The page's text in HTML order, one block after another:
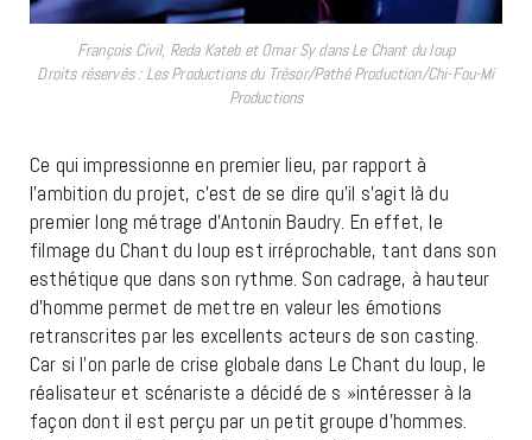
François Civil, Reda Kateb et Omar Sy dans Le Chant du loup
Droits réservés : Les Productions du Trésor/Pathé Production/Chi-Fou-Mi
Productions
Ce qui impressionne en premier lieu, par rapport à
l’ambition du projet, c’est de se dire qu’il s’agit là du
premier long métrage d’Antonin Baudry. En effet, le
filmage du Chant du loup est irréprochable, tant dans son
esthétique que dans son rythme. Son cadrage, à hauteur
d’homme permet de mettre en valeur les émotions
retranscrites par les excellents acteurs de son casting.
Car si l’on parle de crise globale dans Le Chant du loup, le
réalisateur et scénariste a décidé de s »intéresser à la
façon dont il est perçu par un petit groupe d’hommes.